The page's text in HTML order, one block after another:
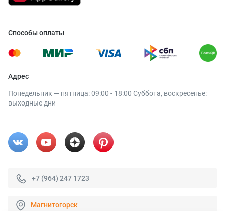
Способы оплаты
Адрес
Понедельник — пятница: 09:00 - 18:00 Суббота, воскресенье:
выходные дни
+7 (964) 247 1723
Магнитогорск